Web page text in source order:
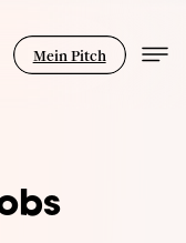
Mein Pitch